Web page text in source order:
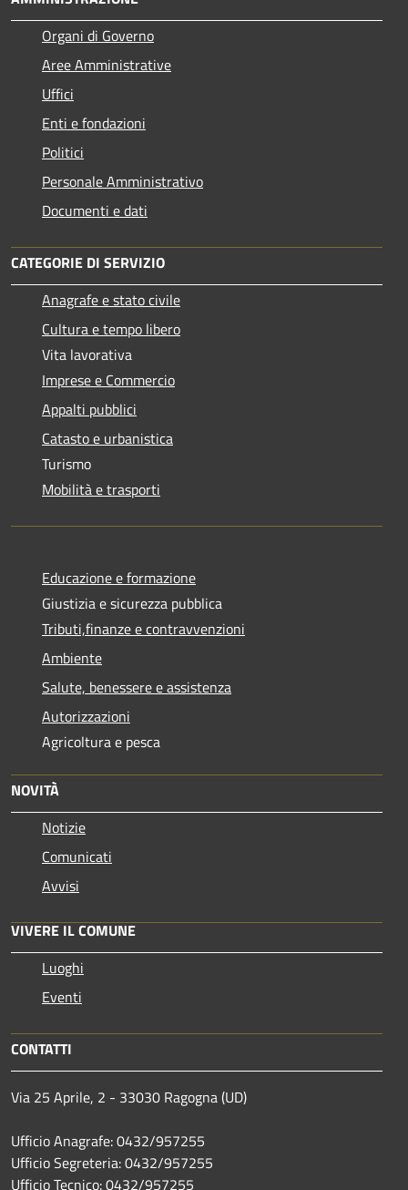
Organi di Governo
Aree Amministrative
Uffici
Enti e fondazioni
Politici
Personale Amministrativo
Documenti e dati
CATEGORIE DI SERVIZIO
Anagrafe e stato civile
Cultura e tempo libero
Vita lavorativa
Imprese e Commercio
Appalti pubblici
Catasto e urbanistica
Turismo
Mobilità e trasporti
Educazione e formazione
Giustizia e sicurezza pubblica
Tributi,finanze e contravvenzioni
Ambiente
Salute, benessere e assistenza
Autorizzazioni
Agricoltura e pesca
NOVITÀ
Notizie
Comunicati
Avvisi
VIVERE IL COMUNE
Luoghi
Eventi
CONTATTI
Via 25 Aprile, 2 - 33030 Ragogna (UD)
Ufficio Anagrafe: 0432/957255
Ufficio Segreteria: 0432/957255
Ufficio Tecnico: 0432/957255